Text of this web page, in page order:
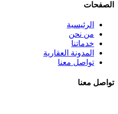
الصفحات
الرئيسية
من نحن
خدماتنا
المدونة العقارية
تواصل معنا
تواصل معنا